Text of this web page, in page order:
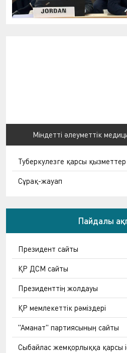
Міндетті әлеуметтік
Туберкулезге қарсы қызметтер
Сұрақ-жауап
Пайдалы
Президент сайты
ҚР ДСМ сайты
Президенттің жолдауы
ҚР мемлекеттік рәміздері
"Аманат" партиясының сайты
Сыбайлас жемқорлыққа қарсы